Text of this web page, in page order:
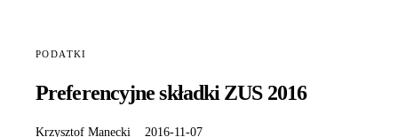
PODATKI
Preferencyjne składki ZUS 2016
Krzysztof Manecki 2016-11-07